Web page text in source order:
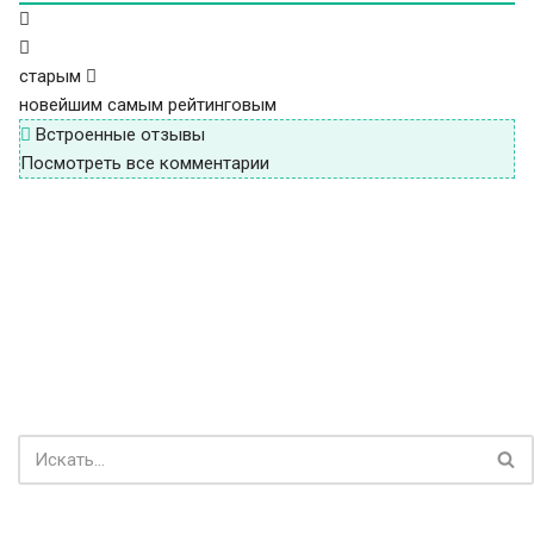
старым
новейшим самым рейтинговым
Встроенные отзывы
Посмотреть все комментарии